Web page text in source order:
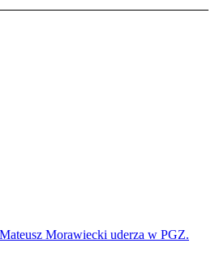
Morawiecki uderza w PGZ.